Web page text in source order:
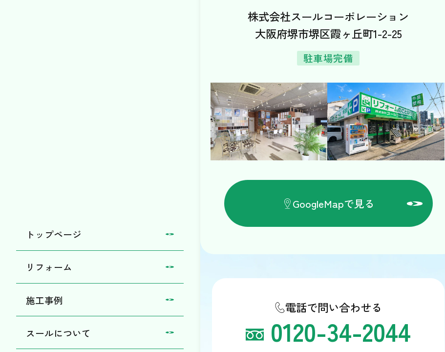
株式会社スールコーポレーション
大阪府堺市堺区霞ヶ丘町1-2-25
駐車場完備
GoogleMapで見る
電話で問い合わせる
0120-34-2044
トップページ
リフォーム
施工事例
スールについて